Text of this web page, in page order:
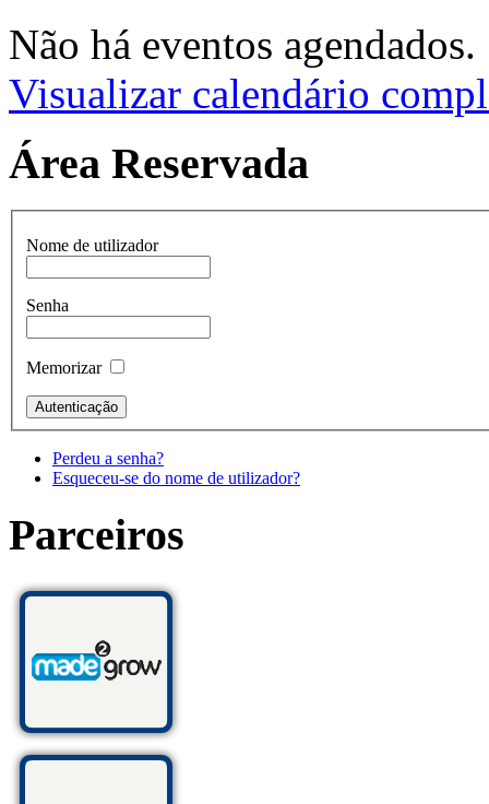
Não há eventos agendados.
Visualizar calendário
Área Reservada
Nome de utilizador
Senha
Memorizar
Perdeu a senha?
Esqueceu-se do nome de utilizador?
Parceiros